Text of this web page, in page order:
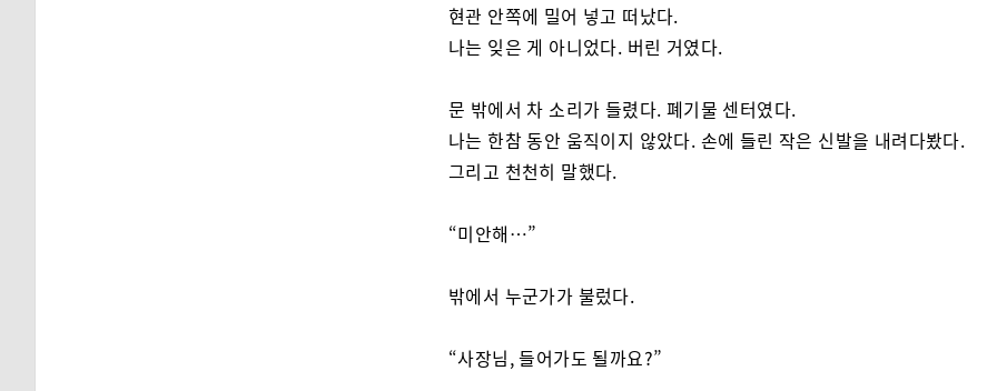
현관 안쪽에 밀어 넣고 떠났다.
나는 잊은 게 아니었다. 버린 거였다.
문 밖에서 차 소리가 들렸다. 폐기물 센터였다.
나는 한참 동안 움직이지 않았다. 손에 들린 작은 신발을 내려다봤다.
그리고 천천히 말했다.
“미안해…”
밖에서 누군가가 불렀다.
“사장님, 들어가도 될까요?”